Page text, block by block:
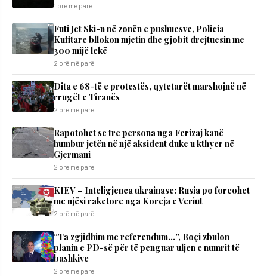
1 orë më parë
Futi Jet Ski-n në zonën e pushuesve, Policia
Kufitare bllokon mjetin dhe gjobit drejtuesin me
300 mijë lekë
2 orë më parë
Dita e 68-të e protestës, qytetarët marshojnë në
rrugët e Tiranës
2 orë më parë
Rapotohet se tre persona nga Ferizaj kanë
humbur jetën në një aksident duke u kthyer në
Gjermani
2 orë më parë
KIEV – Inteligjenca ukrainase: Rusia po forcohet
me njësi raketore nga Koreja e Veriut
2 orë më parë
“Ta zgjidhim me referendum…”, Boçi zbulon
planin e PD-së për të penguar uljen e numrit të
bashkive
2 orë më parë